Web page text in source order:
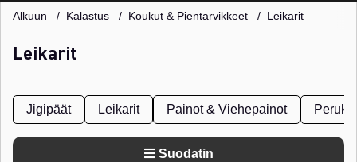
Alkuun Kalastus Koukut & Pientarvikkeet Leikarit
Leikarit
Jigipäät Leikarit Painot & Viehepainot
Suodatin